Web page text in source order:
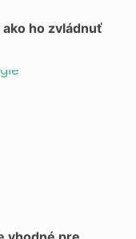
ho zvládnuť